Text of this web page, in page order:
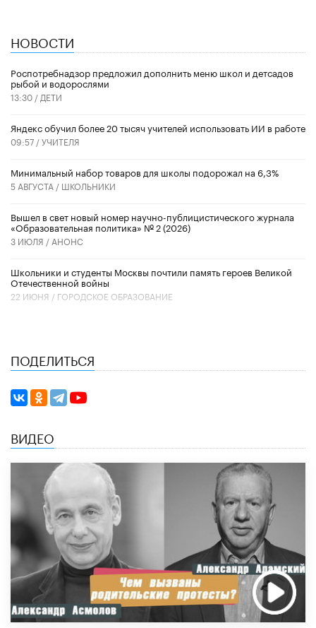
НОВОСТИ
Роспотребнадзор предложил дополнить меню школ и детсадов
рыбой и водорослями
13:30 / ДЕТИ
​Яндекс обучил более 20 тысяч учителей использовать ИИ в работе
09:57 /УЧИТЕЛЯ
Минимальный набор товаров для школы подорожал на 6,3%
5 АВГУСТА / ШКОЛЬНИКИ
Вышел в свет новый номер научно-публицистического журнала
«Образовательная политика» № 2 (2026)
3 ИЮЛЯ / АНОНС
Школьники и студенты Москвы почтили память героев Великой
Отечественной войны
22 ИЮНЯ / ГОРОДСКОЕ ОБРАЗОВАНИЕ
ПОДЕЛИТЬСЯ
ВИДЕО